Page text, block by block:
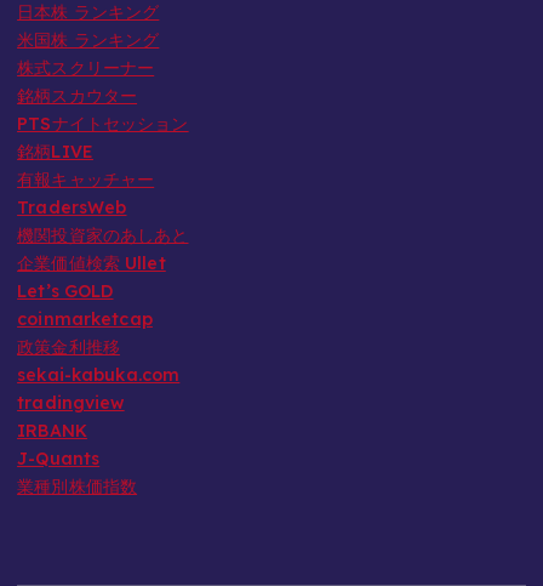
日本株 ランキング
米国株 ランキング
株式スクリーナー
銘柄スカウター
PTSナイトセッション
銘柄LIVE
有報キャッチャー
TradersWeb
機関投資家のあしあと
企業価値検索 Ullet
Let’s GOLD
coinmarketcap
政策金利推移
sekai-kabuka.com
tradingview
IRBANK
J-Quants
業種別株価指数